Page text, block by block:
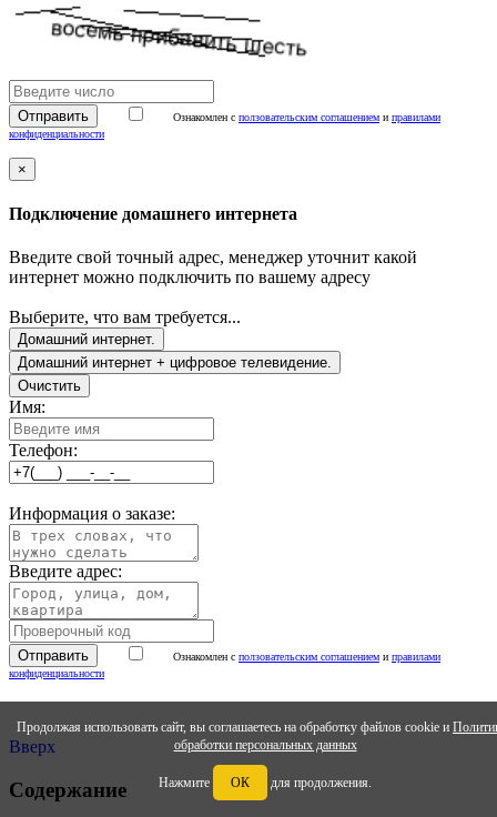
Продолжая использовать сайт, вы соглашаетесь на обработку файлов cookie и
обработки персональных данных
Нажмите ОК для продолжения.
Ознакомлен с ползовательским соглашением и правилами
конфиденциальности
×
Подключение домашнего интернета
Введите свой точный адрес, менеджер уточнит какой
интернет можно подключить по вашему адресу
Выберите, что вам требуется...
Домашний интернет.
Домашний интернет + цифровое телевидение.
Очистить
Имя:
Телефон:
Информация о заказе:
Введите адрес:
Ознакомлен с ползовательским соглашением и правилами
конфиденциальности
Вверх
Содержание